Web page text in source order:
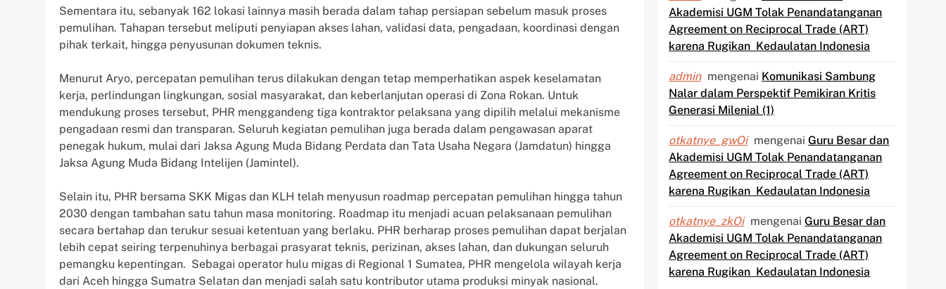
Sementara itu, sebanyak 162 lokasi lainnya masih berada dalam tahap persiapan sebelum masuk proses
pemulihan. Tahapan tersebut meliputi penyiapan akses lahan, validasi data, pengadaan, koordinasi dengan
pihak terkait, hingga penyusunan dokumen teknis.
Menurut Aryo, percepatan pemulihan terus dilakukan dengan tetap memperhatikan aspek keselamatan
kerja, perlindungan lingkungan, sosial masyarakat, dan keberlanjutan operasi di Zona Rokan. Untuk
mendukung proses tersebut, PHR menggandeng tiga kontraktor pelaksana yang dipilih melalui mekanisme
pengadaan resmi dan transparan. Seluruh kegiatan pemulihan juga berada dalam pengawasan aparat
penegak hukum, mulai dari Jaksa Agung Muda Bidang Perdata dan Tata Usaha Negara (Jamdatun) hingga
Jaksa Agung Muda Bidang Intelijen (Jamintel).
Selain itu, PHR bersama SKK Migas dan KLH telah menyusun roadmap percepatan pemulihan hingga tahun
2030 dengan tambahan satu tahun masa monitoring. Roadmap itu menjadi acuan pelaksanaan pemulihan
secara bertahap dan terukur sesuai ketentuan yang berlaku. PHR berharap proses pemulihan dapat berjalan
lebih cepat seiring terpenuhinya berbagai prasyarat teknis, perizinan, akses lahan, dan dukungan seluruh
pemangku kepentingan. Sebagai operator hulu migas di Regional 1 Sumatea, PHR mengelola wilayah kerja
dari Aceh hingga Sumatra Selatan dan menjadi salah satu kontributor utama produksi minyak nasional.
Akademisi UGM Tolak Penandatanganan
Agreement on Reciprocal Trade (ART)
karena Rugikan Kedaulatan Indonesia
admin mengenai Komunikasi Sambung
Nalar dalam Perspektif Pemikiran Kritis
Generasi Milenial (1)
otkatnye_gwOi mengenaiGuru Besar dan
Akademisi UGM Tolak Penandatanganan
Agreement on Reciprocal Trade (ART)
karena Rugikan Kedaulatan Indonesia
otkatnye_zkOi mengenaiGuru Besar dan
Akademisi UGM Tolak Penandatanganan
Agreement on Reciprocal Trade (ART)
karena Rugikan Kedaulatan Indonesia